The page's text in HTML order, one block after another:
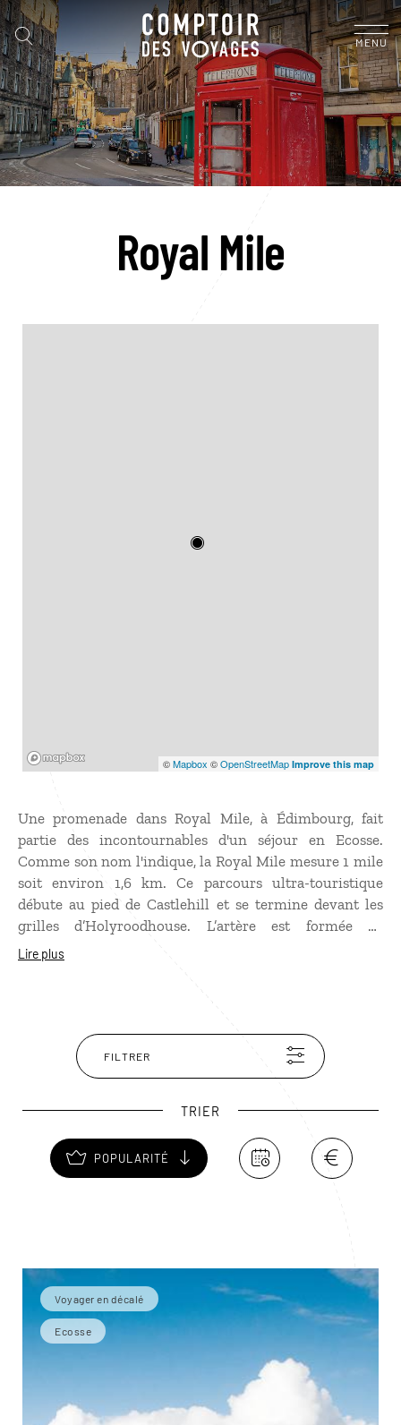
MENU
Royal Mile
©Mapbox ©OpenStreetMap Improve this map
Une promenade dans Royal Mile, à Édimbourg, fait
partie des incontournables d'un séjour en Ecosse.
Comme son nom l'indique, la Royal Mile mesure 1 mile
soit environ 1,6 km. Ce parcours ultra-touristique
débute au pied de Castlehill et se termine devant les
grilles d’Holyroodhouse. L’artère est formée de
plusieurs rues qui se suivent : Lawnmarket, High
sombres de Mary King’s Close, the Old Children’s
Bookshelf et ses trésors de littérature enfantine dans
des éditions originales… sans oublier une pause dans un
Lire plus
FILTRER
TRIER
POPULARITÉ
Voyager en décalé
Ecosse